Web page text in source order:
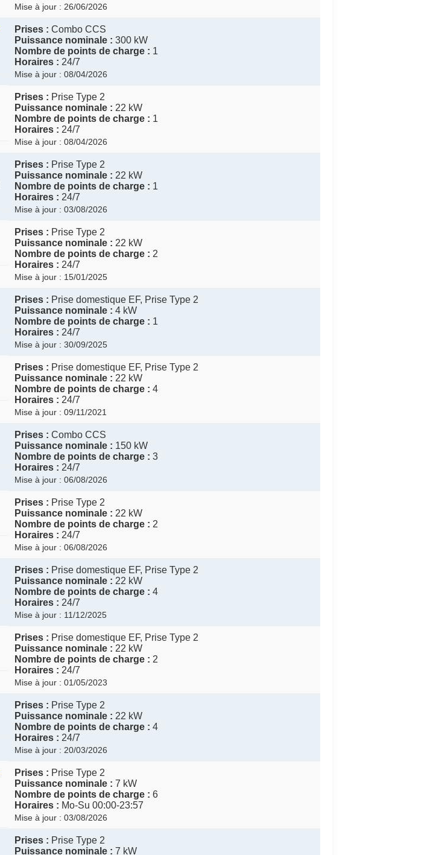
Mise à jour : 26/06/2026
Prises : Combo CCS
Puissance nominale : 300 kW
Nombre de points de charge : 1
Horaires : 24/7
Mise à jour : 08/04/2026
Prises : Prise Type 2
Puissance nominale : 22 kW
Nombre de points de charge : 1
Horaires : 24/7
Mise à jour : 08/04/2026
Prises : Prise Type 2
Puissance nominale : 22 kW
Nombre de points de charge : 1
Horaires : 24/7
Mise à jour : 03/08/2026
Prises : Prise Type 2
Puissance nominale : 22 kW
Nombre de points de charge : 2
Horaires : 24/7
Mise à jour : 15/01/2025
Prises : Prise domestique EF, Prise Type 2
Puissance nominale : 4 kW
Nombre de points de charge : 1
Horaires : 24/7
Mise à jour : 30/09/2025
Prises : Prise domestique EF, Prise Type 2
Puissance nominale : 22 kW
Nombre de points de charge : 4
Horaires : 24/7
Mise à jour : 09/11/2021
Prises : Combo CCS
Puissance nominale : 150 kW
Nombre de points de charge : 3
Horaires : 24/7
Mise à jour : 06/08/2026
Prises : Prise Type 2
Puissance nominale : 22 kW
Nombre de points de charge : 2
Horaires : 24/7
Mise à jour : 06/08/2026
Prises : Prise domestique EF, Prise Type 2
Puissance nominale : 22 kW
Nombre de points de charge : 4
Horaires : 24/7
Mise à jour : 11/12/2025
Prises : Prise domestique EF, Prise Type 2
Puissance nominale : 22 kW
Nombre de points de charge : 2
Horaires : 24/7
Mise à jour : 01/05/2023
Prises : Prise Type 2
Puissance nominale : 22 kW
Nombre de points de charge : 4
Horaires : 24/7
Mise à jour : 20/03/2026
Prises : Prise Type 2
Puissance nominale : 7 kW
Nombre de points de charge : 6
Horaires : Mo-Su 00:00-23:57
Mise à jour : 03/08/2026
Prises : Prise Type 2
Puissance nominale : 7 kW